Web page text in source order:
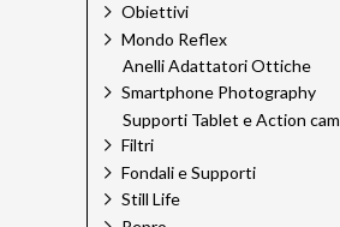
Obiettivi
Mondo Reflex
Anelli Adattatori Ottiche
Smartphone Photography
Supporti Tablet e Action cam
Filtri
Fondali e Supporti
Still Life